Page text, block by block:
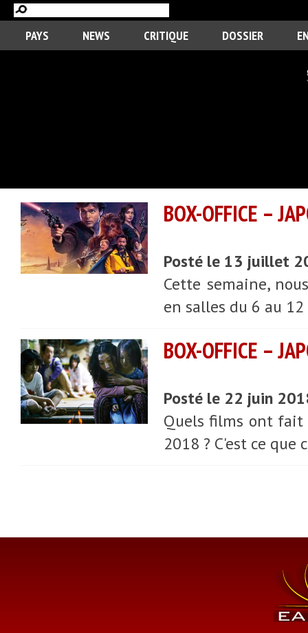
PAYS NEWS CRITIQUE DOSSIER
BOX-OFFICE –
Posté le 13 juillet
Cette semaine,
en salles du 6 au
BOX-OFFICE –
Posté le 22 juin
Quels films ont fait
2018 ? C'est ce que